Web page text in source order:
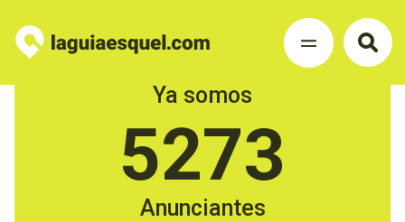
Ya somos
5273
Anunciantes